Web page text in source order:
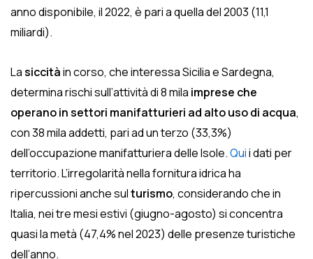
anno disponibile, il 2022, è pari a quella del 2003 (11,1
miliardi).
Lasiccitàin corso, che interessa Sicilia e Sardegna,
determina rischi sull’attività di 8 mila imprese che
operano in settori manifatturieri ad alto uso di acqua,
con 38 mila addetti, pari ad un terzo (33,3%)
dell’occupazione manifatturiera delle Isole.Quii dati per
territorio. L’irregolarità nella fornitura idrica ha
ripercussioni anche sulturismo, considerando che in
Italia, nei tre mesi estivi (giugno-agosto) si concentra
quasi la metà (47,4% nel 2023) delle presenze turistiche
dell’anno.